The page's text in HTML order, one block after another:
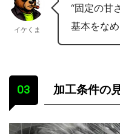
イケくま
“固定の甘
基本をな
加工条件の